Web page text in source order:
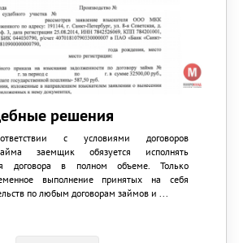
решения
с условиями договоров
заемщик обязуется исполнять
договора в полном объеме. Только
выполнение принятых на себя
по любым договорам займов и ...